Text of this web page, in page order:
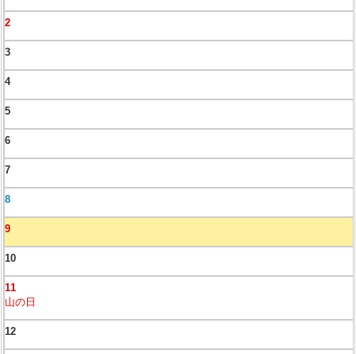
2
3
4
5
6
7
8
9
10
11
山の日
12